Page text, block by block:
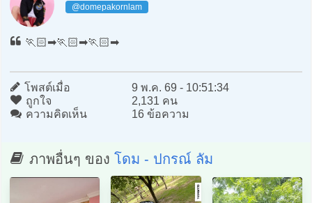
@domepakornlam
🏃🏻‍➡️🏃🏻‍➡️🏃🏻‍➡️
โพสต์เมื่อ
9 พ.ค. 69 - 10:51:34
ถูกใจ
2,131 คน
ความคิดเห็น
16 ข้อความ
ภาพอื่นๆ ของ โดม - ปกรณ์ ลัม